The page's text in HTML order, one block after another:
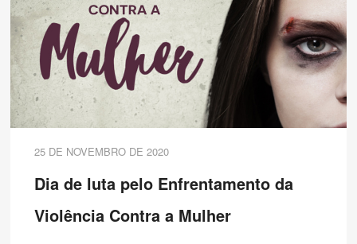
25 DE NOVEMBRO DE 2020
Dia de luta pelo Enfrentamento da
Violência Contra a Mulher